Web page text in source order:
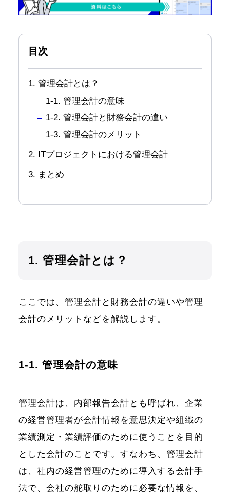
目次
1. 管理会計とは？
1-1. 管理会計の意味
1-2. 管理会計と財務会計の違い
1-3. 管理会計のメリット
2. ITプロジェクトにおける管理会計
3. まとめ
1. 管理会計とは？
ここでは、管理会計と財務会計の違いや管理
会計のメリットなどを解説します。
1-1. 管理会計の意味
管理会計は、内部報告会計とも呼ばれ、企業
の経営管理者が会計情報を意思決定や組織の
業績測定・業績評価のために使うことを目的
とした会計のことです。すなわち、管理会計
は、社内の経営管理のために導入する会計手
法で、会社の舵取りのために必要な情報を、